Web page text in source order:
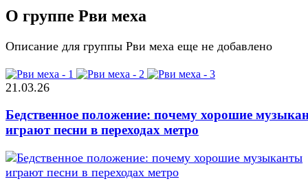
О группе Рви меха
Описание для группы Рви меха еще не добавлено
21.03.26
Бедственное положение: почему хорошие
играют песни в переходах метро